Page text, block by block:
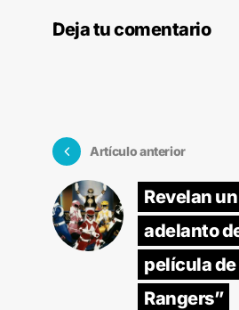
Deja tu comentario
Artículo anterior
Revelan
adelanto
película de
Rangers”